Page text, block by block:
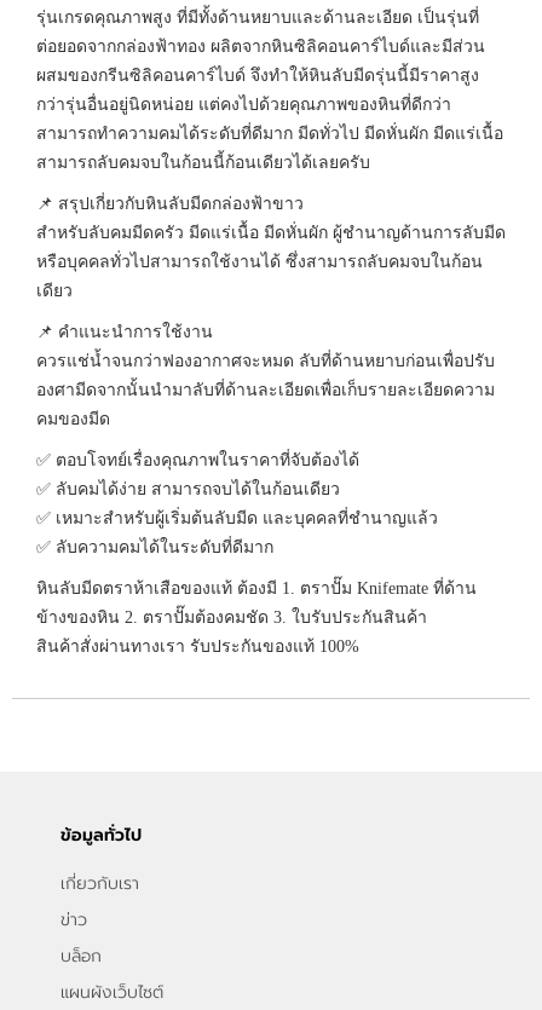
รุ่นเกรดคุณภาพสูง ที่มีทั้งด้านหยาบและด้านละเอียด เป็นรุ่นที่
ต่อยอดจากกล่องฟ้าทอง ผลิตจากหินซิลิคอนคาร์ไบด์และมีส่วน
ผสมของกรีนซิลิคอนคาร์ไบด์ จึงทำให้หินลับมีดรุ่นนี้มีราคาสูง
กว่ารุ่นอื่นอยู่นิดหน่อย แต่คงไปด้วยคุณภาพของหินที่ดีกว่า
สามารถทำความคมได้ระดับที่ดีมาก มีดทั่วไป มีดหั่นผัก มีดแร่เนื้อ
สามารถลับคมจบในก้อนนี้ก้อนเดียวได้เลยครับ
📌 สรุปเกี่ยวกับหินลับมีดกล่องฟ้าขาว
สำหรับลับคมมีดครัว มีดแร่เนื้อ มีดหั่นผัก ผู้ชำนาญด้านการลับมีด
หรือบุคคลทั่วไปสามารถใช้งานได้ ซึ่งสามารถลับคมจบในก้อน
เดียว
📌 คำแนะนำการใช้งาน
ควรแช่น้ำจนกว่าฟองอากาศจะหมด ลับที่ด้านหยาบก่อนเพื่อปรับ
องศามีดจากนั้นนำมาลับที่ด้านละเอียดเพื่อเก็บรายละเอียดความ
คมของมีด
✅ ตอบโจทย์เรื่องคุณภาพในราคาที่จับต้องได้
✅ ลับคมได้ง่าย สามารถจบได้ในก้อนเดียว
✅ เหมาะสำหรับผู้เริ่มต้นลับมีด และบุคคลที่ชำนาญแล้ว
✅ ลับความคมได้ในระดับที่ดีมาก
หินลับมีดตราห้าเสือของแท้ ต้องมี 1. ตราปั๊ม Knifemate ที่ด้าน
ข้างของหิน 2. ตราปั๊มต้องคมชัด 3. ใบรับประกันสินค้า
สินค้าสั่งผ่านทางเรา รับประกันของแท้ 100%
ข้อมูลทั่วไป
เกี่ยวกับเรา
ข่าว
บล็อก
แผนผังเว็บไซต์